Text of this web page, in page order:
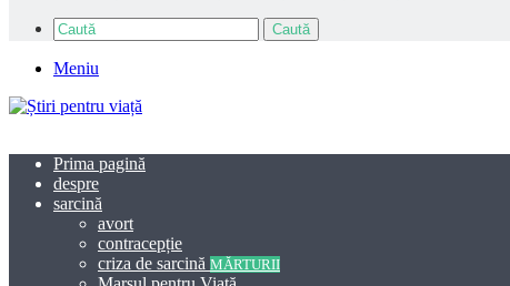
Caută
Meniu
Prima pagină
despre
sarcină
avort
contracepție
criza de sarcină MĂRTURII